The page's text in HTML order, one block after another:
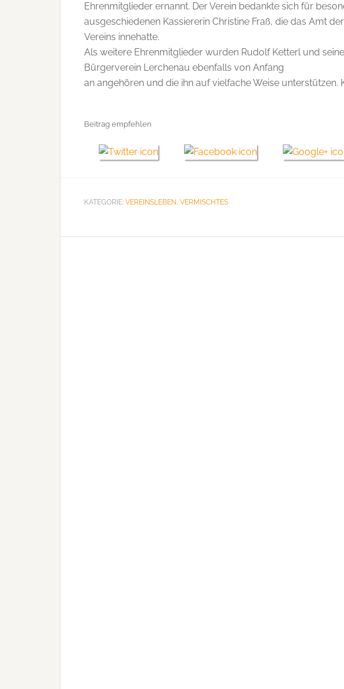
Ehrenmitglieder ernannt. Der Verein bedankte sich für
ausgeschiedenen Kassiererin Christine Fraß, die das Amt
Vereins innehatte.
Als weitere Ehrenmitglieder wurden Rudolf Ketterl und
Bürgerverein Lerchenau ebenfalls von Anfang
an angehören und die ihn auf vielfache Weise unterstützen.
Beitrag empfehlen
KATEGORIE: VEREINSLEBEN, VERMISCHTES